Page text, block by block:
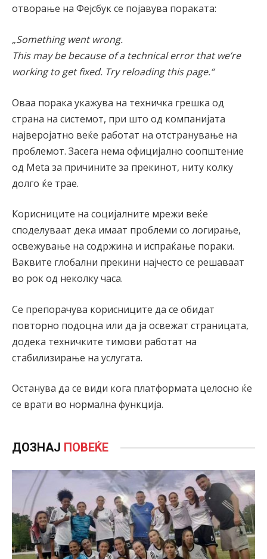
отворање на Фејсбук се појавува пораката:
„Something went wrong.
This may be because of a technical error that we’re
working to get fixed. Try reloading this page.“
Оваа порака укажува на техничка грешка од
страна на системот, при што од компанијата
најверојатно веќе работат на отстранување на
проблемот. Засега нема официјално соопштение
од Meta за причините за прекинот, ниту колку
долго ќе трае.
Корисниците на социјалните мрежи веќе
споделуваат дека имаат проблеми со логирање,
освежување на содржина и испраќање пораки.
Ваквите глобални прекини најчесто се решаваат
во рок од неколку часа.
Се препорачува корисниците да се обидат
повторно подоцна или да ја освежат страницата,
додека техничките тимови работат на
стабилизирање на услугата.
Останува да се види кога платформата целосно ќе
се врати во нормална функција.
ДОЗНАЈ ПОВЕЌЕ